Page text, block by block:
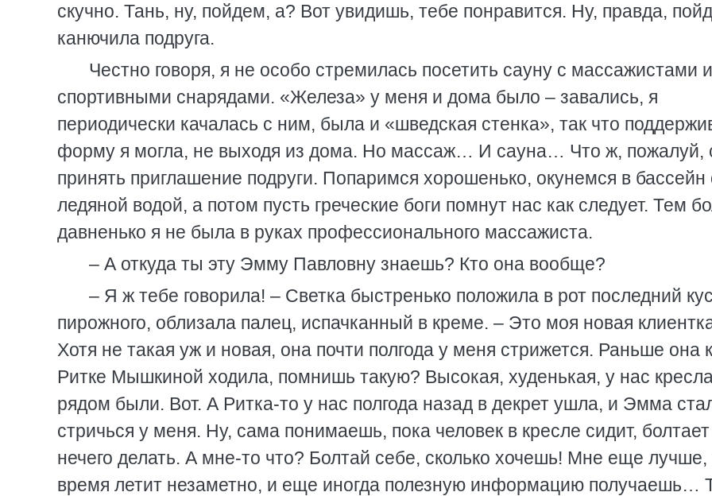
скучно. Тань, ну, пойдем, а? Вот увидишь, тебе понравится. Ну, правда,
канючила подруга.
Честно говоря, я не особо стремилась посетить сауну с массажистами и
спортивными снарядами. «Железа» у меня и дома было – завались, я
периодически качалась с ним, была и «шведская стенка», так что
форму я могла, не выходя из дома. Но массаж… И сауна… Что ж, пожалуй,
принять приглашение подруги. Попаримся хорошенько, окунемся в бассейн
ледяной водой, а потом пусть греческие боги помнут нас как следует. Тем
давненько я не была в руках профессионального массажиста.
– А откуда ты эту Эмму Павловну знаешь? Кто она вообще?
– Я ж тебе говорила! – Светка быстренько положила в рот последний
пирожного, облизала палец, испачканный в креме. – Это моя новая
Хотя не такая уж и новая, она почти полгода у меня стрижется. Раньше она к
Ритке Мышкиной ходила, помнишь такую? Высокая, худенькая, у нас
рядом были. Вот. А Ритка-то у нас полгода назад в декрет ушла, и Эмма
стричься у меня. Ну, сама понимаешь, пока человек в кресле сидит, болтает
нечего делать. А мне-то что? Болтай себе, сколько хочешь! Мне еще лучше,
время летит незаметно, и еще иногда полезную информацию получаешь…